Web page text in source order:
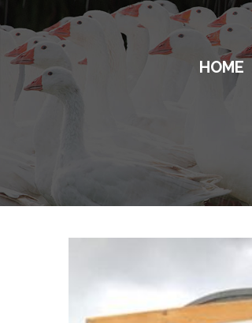
HOME